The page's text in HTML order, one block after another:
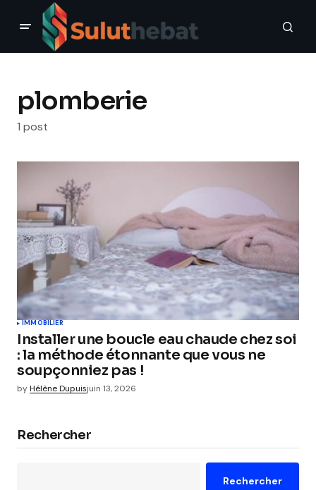
plomberie
1 post
IMMOBILIER
Installer une boucle eau chaude chez soi
: la méthode étonnante que vous ne
soupçonniez pas !
byHélène Dupuisjuin 13, 2026
Rechercher
Rechercher